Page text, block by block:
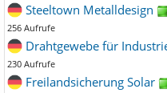
Steeltown Metalldesign
256 Aufrufe
Drahtgewebe für
230 Aufrufe
Freilandsicherung Solar